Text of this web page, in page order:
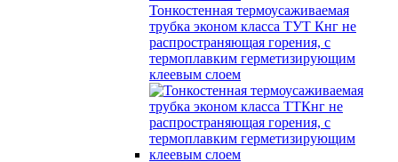
Тонкостенная термоусаживаемая
трубка эконом класса ТУТ Кнг не
распространяющая горения, с
термоплавким герметизирующим
клеевым слоем